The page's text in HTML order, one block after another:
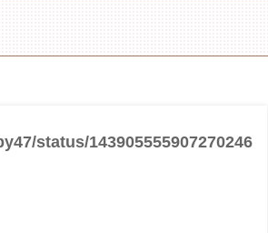
status/143905555907270246